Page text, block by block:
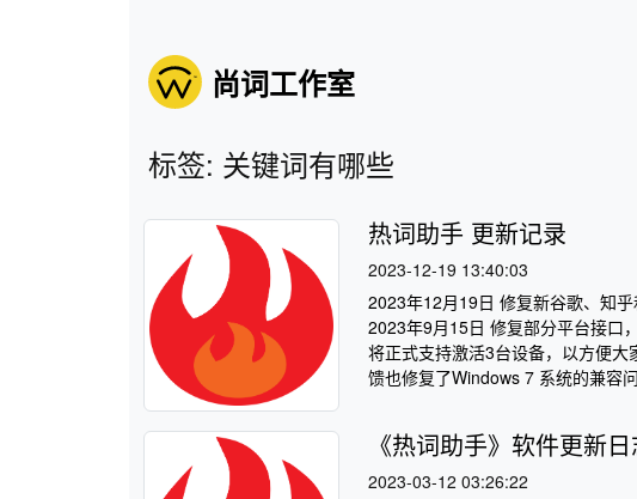
尚词工作室
标签: 关键词有哪些
热词助手 更新记录
2023-12-19 13:40:03
2023年12月19日 修复新谷歌、知
2023年9月15日 修复部分平台接口
将正式支持激活3台设备，以方便
馈也修复了Windows 7 系统的兼容
《热词助手》软件更新
2023-03-12 03:26:22